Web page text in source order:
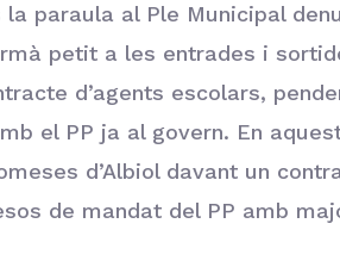
paraula al Ple Municipal
petit a les entrades i
d’agents escolars,
el PP ja al govern. En
d’Albiol davant un
de mandat del PP amb